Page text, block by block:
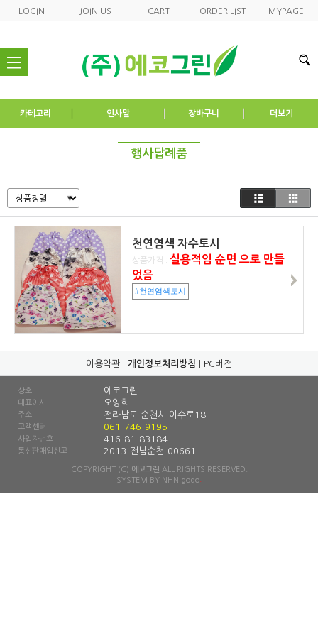
LOGIN JOIN US CART ORDER LIST MYPAGE
카테고리 인사말 장바구니 더보기
nav
행사답례품
천연염색 자수토시
상품가격 : 실용적임 순면 으로 만들
었음
#천연염색토시
이용약관 개인정보처리방침 PC버전
상호 에코그린
대표이사 오영희
주소 전라남도 순천시 이수로18
고객센터 061-746-9195
사업자번호 416-81-83184
통신판매업신고 2013-전남순천-00661
COPYRIGHT (C) 에코그린 ALL RIGHTS RESERVED.
SYSTEM BY NHN godo: